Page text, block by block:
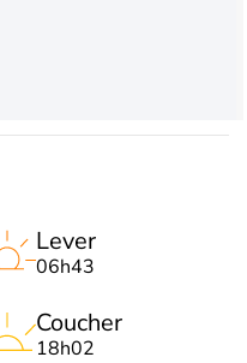
Lever
06h43
Coucher
18h02